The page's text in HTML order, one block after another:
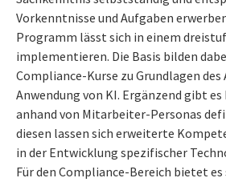
Vorkenntnisse und Aufgaben
Programm lässt sich in einem
implementieren. Die Basis bilden
Compliance-Kurse zu Grundlagen des
Anwendung von KI. Ergänzend gibt es
anhand von Mitarbeiter-Personas
diesen lassen sich erweiterte
in der Entwicklung spezifischer
Für den Compliance-Bereich bietet